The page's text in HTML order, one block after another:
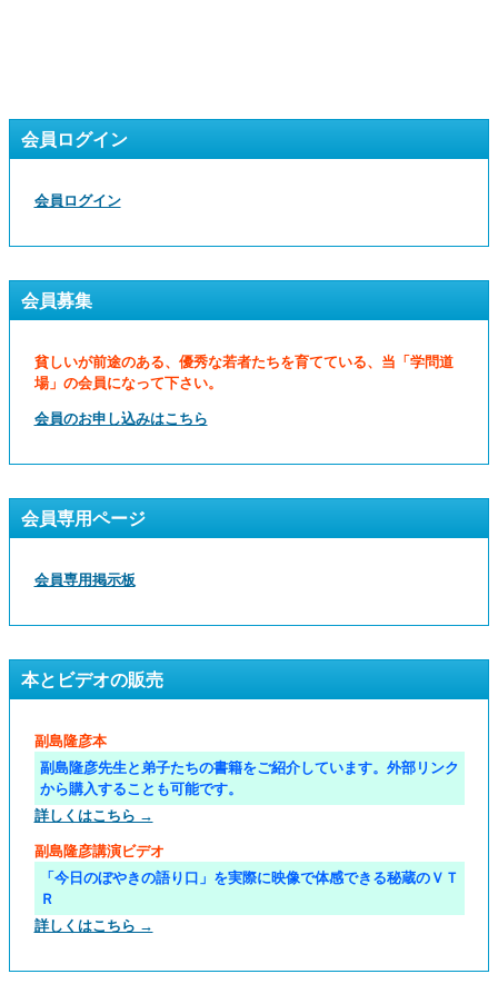
会員ログイン
会員ログイン
会員募集
貧しいが前途のある、優秀な若者たちを育てている、当「学問道
場」の会員になって下さい。
会員のお申し込みはこちら
会員専用ページ
会員専用掲示板
本とビデオの販売
副島隆彦本
副島隆彦先生と弟子たちの書籍をご紹介しています。外部リンク
から購入することも可能です。
詳しくはこちら →
副島隆彦講演ビデオ
「今日のぼやきの語り口」を実際に映像で体感できる秘蔵のＶＴ
Ｒ
詳しくはこちら →